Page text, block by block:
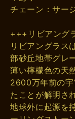
チェーン：サー
+++リビアング
リビアングラス
部砂丘地帯グレ
薄い檸檬色の天
2600万年前の
たことが解明さ
地球外に起源を